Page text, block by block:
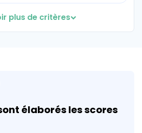
web responsables
Coef. 10
plus de critères
élaborés les scores